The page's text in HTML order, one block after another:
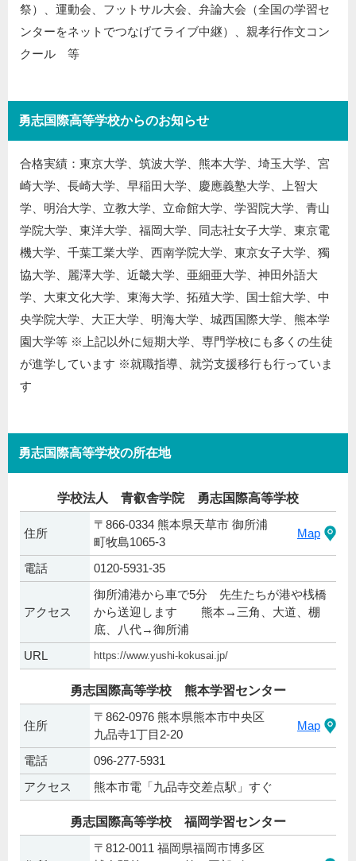
祭）、運動会、フットサル大会、弁論大会（全国の学習セ
ンターをネットでつなげてライブ中継）、親孝行作文コン
クール 等
勇志国際高等学校からのお知らせ
合格実績：東京大学、筑波大学、熊本大学、埼玉大学、宮
崎大学、長崎大学、早稲田大学、慶應義塾大学、上智大
学、明治大学、立教大学、立命館大学、学習院大学、青山
学院大学、東洋大学、福岡大学、同志社女子大学、東京電
機大学、千葉工業大学、西南学院大学、東京女子大学、獨
協大学、麗澤大学、近畿大学、亜細亜大学、神田外語大
学、大東文化大学、東海大学、拓殖大学、国士舘大学、中
央学院大学、大正大学、明海大学、城西国際大学、熊本学
園大学等 ※上記以外に短期大学、専門学校にも多くの生徒
が進学しています ※就職指導、就労支援移行も行っていま
す
勇志国際高等学校の所在地
学校法人 青叡舎学院 勇志国際高等学校
住所
〒866-0334 熊本県天草市 御所浦
町牧島1065-3
Map
電話 0120-5931-35
アクセス
御所浦港から車で5分 先生たちが港や桟橋
から送迎します 熊本→三角、大道、棚
底、八代→御所浦
URL
https://www.yushi-kokusai.jp/
勇志国際高等学校 熊本学習センター
住所
〒862-0976 熊本県熊本市中央区
九品寺1丁目2-20
Map
電話
096-277-5931
アクセス
熊本市電「九品寺交差点駅」すぐ
勇志国際高等学校 福岡学習センター
〒812-0011 福岡県福岡市博多区